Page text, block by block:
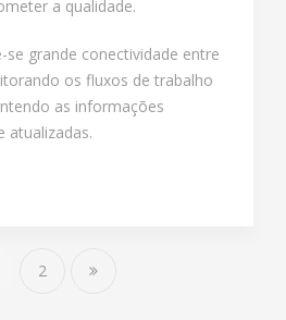
a qualidade.
se grande conectividade entre
os fluxos de trabalho
as informações
atualizadas.
2